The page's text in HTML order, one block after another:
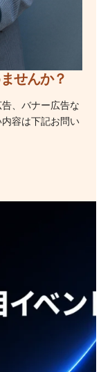
せんか？
、バナー広告な
容は下記お問い